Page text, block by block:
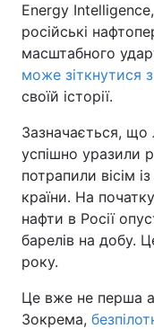
Energy Intelligence,
російські
масштабного
може зіткнутися
своїй історії.
Зазначається, що
успішно уразили
потрапили вісім
країни. На
нафти в Росії
барелів на добу.
року.
Це вже не перша
Зокрема,